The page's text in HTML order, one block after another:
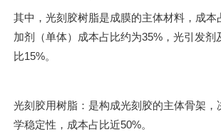
其中，光刻胶树脂是成膜的主体材料，成本
加剂（单体）成本占比约为35%，光引发剂
比15%。
光刻胶用树脂：是构成光刻胶的主体骨架，
学稳定性，成本占比近50%。